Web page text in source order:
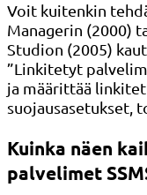
Voit kuitenkin
Managerin (2000)
Studion (2005)
”Linkitetyt
ja määrittää
suojausasetukset,
Kuinka näen
palvelimet